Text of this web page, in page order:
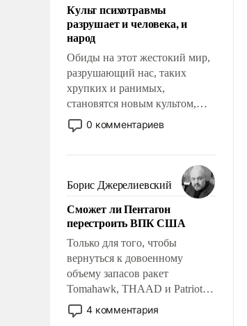
Культ психотравмы
разрушает и человека, и
народ
Обиды на этот жестокий мир,
разрушающий нас, таких
хрупких и ранимых,
становятся новым культом,
постепенно вытесняя и
отменяя традиционное
мужественным и твердым под
ударами судьбы, брать на себя
ответственность, помогать
слабым, идти вперед и
адаптироваться.
0 комментариев
Борис Джерелиевский
Сможет ли Пентагон
перестроить ВПК США
Только для того, чтобы
вернуться к довоенному
объему запасов ракет
Tomahawk, THAAD и Patriot
США потребуется более трех
лет. Даже небольшая война с
4 комментария